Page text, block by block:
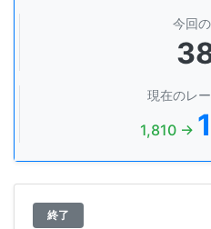
今回
現在のレ
1,810 →
終了